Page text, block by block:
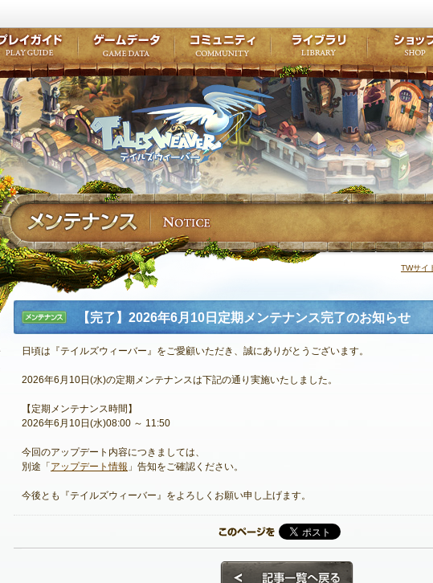
テイルズウィーバー
公式サイトにログイン
外部サービスIDでログイン
最新情報
お知らせ
TWサイ
メンテナ
ンス
【完了】2026年6月10日定期メンテナンス完了のお知らせ
日頃は『テイルズウィーバー』をご愛顧いただき、誠にありがとうございます。
2026年6月10日(水)の定期メンテナンスは下記の通り実施いたしました。
【定期メンテナンス時間】
2026年6月10日(水)08:00 ～ 11:50
今回のアップデート内容につきましては、
別途「 アップデート情報 」告知をご確認ください。
今後とも『テイルズウィーバー』をよろしくお願い申し上げます。
ゲーム紹介
ここだけは知っておこうプレイガイド
ワープポイント
ゲームデータ
ルーンスキル
コミュニティ
コミュニティポイントライブラ
LINEス